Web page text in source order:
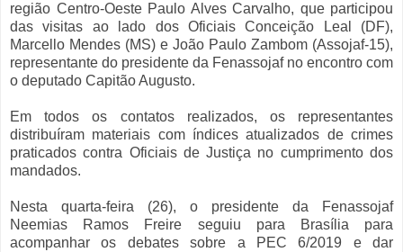
região Centro-Oeste Paulo Alves Carvalho, que participou
das visitas ao lado dos Oficiais Conceição Leal (DF),
Marcello Mendes (MS) e João Paulo Zambom (Assojaf-15),
representante do presidente da Fenassojaf no encontro com
o deputado Capitão Augusto.
Em todos os contatos realizados, os representantes
distribuíram materiais com índices atualizados de crimes
praticados contra Oficiais de Justiça no cumprimento dos
mandados.
Nesta quarta-feira (26), o presidente da Fenassojaf
Neemias Ramos Freire seguiu para Brasília para
acompanhar os debates sobre a PEC 6/2019 e dar